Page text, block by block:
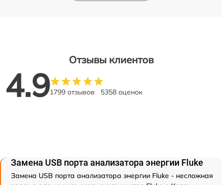
Отзывы клиентов
4.91799 отзывов 5358 оценок
Замена USB порта анализатора энергии Fluke
Замена USB порта анализатора энергии Fluke - несложная